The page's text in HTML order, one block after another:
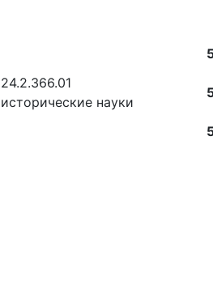
24.2.366.01
исторические науки